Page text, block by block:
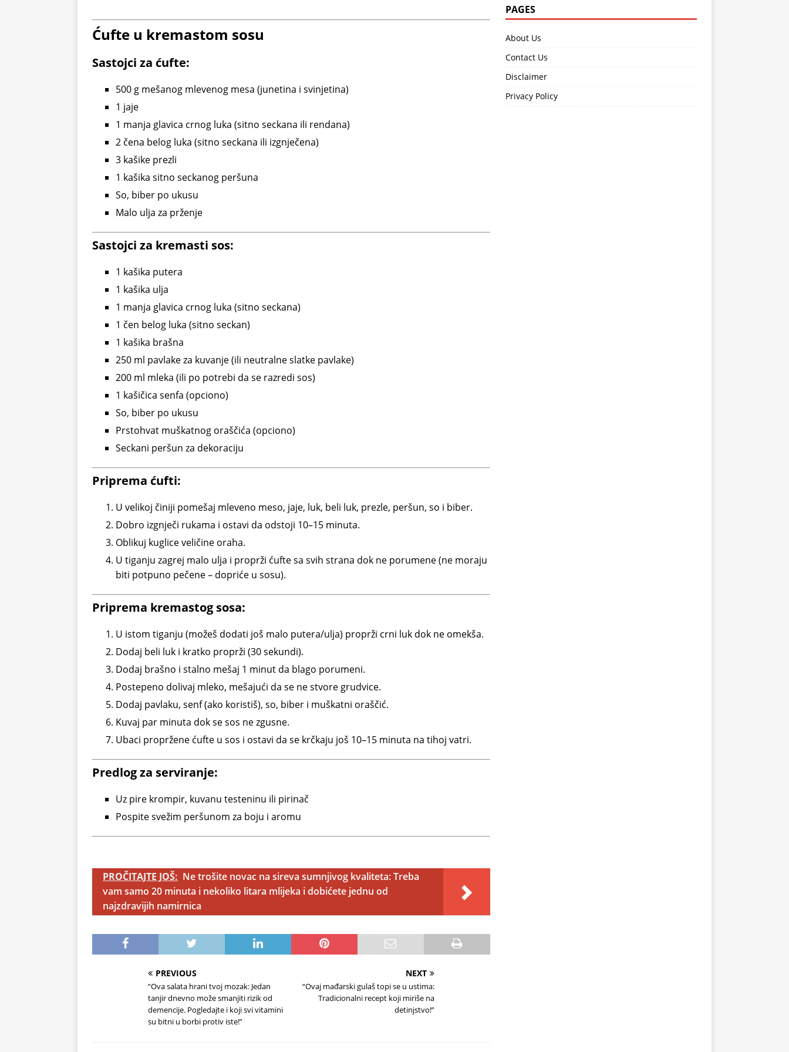
Ćufte u kremastom sosu
Sastojci za ćufte:
500 g mešanog mlevenog mesa (junetina i svinjetina)
1 jaje
1 manja glavica crnog luka (sitno seckana ili rendana)
2 čena belog luka (sitno seckana ili izgnječena)
3 kašike prezli
1 kašika sitno seckanog peršuna
So, biber po ukusu
Malo ulja za prženje
Sastojci za kremasti sos:
1 kašika putera
1 kašika ulja
1 manja glavica crnog luka (sitno seckana)
1 čen belog luka (sitno seckan)
1 kašika brašna
250 ml pavlake za kuvanje (ili neutralne slatke pavlake)
200 ml mleka (ili po potrebi da se razredi sos)
1 kašičica senfa (opciono)
So, biber po ukusu
Prstohvat muškatnog oraščića (opciono)
Seckani peršun za dekoraciju
Priprema ćufti:
U velikoj činiji pomešaj mleveno meso, jaje, luk, beli luk, prezle, peršun, so i biber.
Dobro izgnječi rukama i ostavi da odstoji 10–15 minuta.
Oblikuj kuglice veličine oraha.
U tiganju zagrej malo ulja i proprži ćufte sa svih strana dok ne porumene (ne moraju
biti potpuno pečene – dopriće u sosu).
Priprema kremastog sosa:
U istom tiganju (možeš dodati još malo putera/ulja) proprži crni luk dok ne omekša.
Dodaj beli luk i kratko proprži (30 sekundi).
Dodaj brašno i stalno mešaj 1 minut da blago porumeni.
Postepeno dolivaj mleko, mešajući da se ne stvore grudvice.
Dodaj pavlaku, senf (ako koristiš), so, biber i muškatni oraščić.
Kuvaj par minuta dok se sos ne zgusne.
Ubaci propržene ćufte u sos i ostavi da se krčkaju još 10–15 minuta na tihoj vatri.
Predlog za serviranje:
Uz pire krompir, kuvanu testeninu ili pirinač
Pospite svežim peršunom za boju i aromu
PROČITAJTE JOŠ: Ne trošite novac na sireva sumnjivog kvaliteta: Treba
vam samo 20 minuta i nekoliko litara mlijeka i dobićete jednu od
najzdravijih namirnica
PREVIOUS
“Ova salata hrani tvoj mozak: Jedan
tanjir dnevno može smanjiti rizik od
demencije. Pogledajte i koji svi vitamini
su bitni u borbi protiv iste!”
NEXT
“Ovaj mađarski gulaš topi se u ustima:
Tradicionalni recept koji miriše na
detinjstvo!”
PAGES
About Us
Contact Us
Disclaimer
Privacy Policy